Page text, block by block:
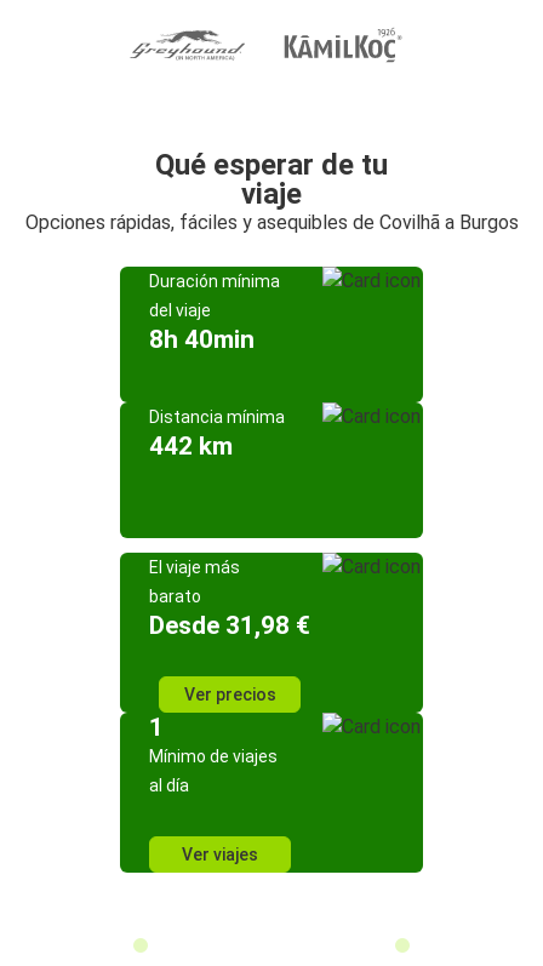
Qué esperar de tu
viaje
Opciones rápidas, fáciles y asequibles de Covilhã a Burgos
Duración mínima
del viaje
8h 40min
Distancia mínima
442 km
El viaje más
barato
Desde 31,98 €
Ver precios
1
Mínimo de viajes
al día
Ver viajes